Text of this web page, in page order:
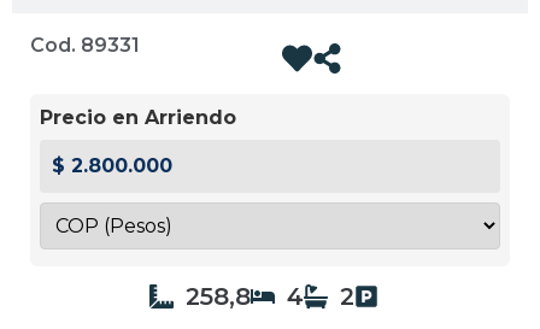
Cod. 89331
Precio en Arriendo
$ 2.800.000
258,8 4 2